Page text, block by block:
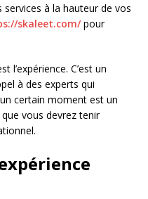
à la hauteur de vos
skaleet.com/pour
l’expérience. C’est un
à des experts qui
certain moment est un
vous devrez tenir